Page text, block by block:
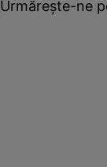
Urmărește-ne